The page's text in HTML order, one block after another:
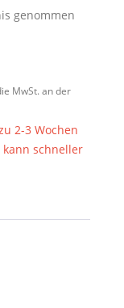
genommen
MwSt. an der
2-3 Wochen
schneller